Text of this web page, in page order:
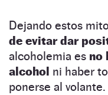
Dejando estos
de evitar dar
alcoholemia es no
alcohol ni haber
ponerse al volante.